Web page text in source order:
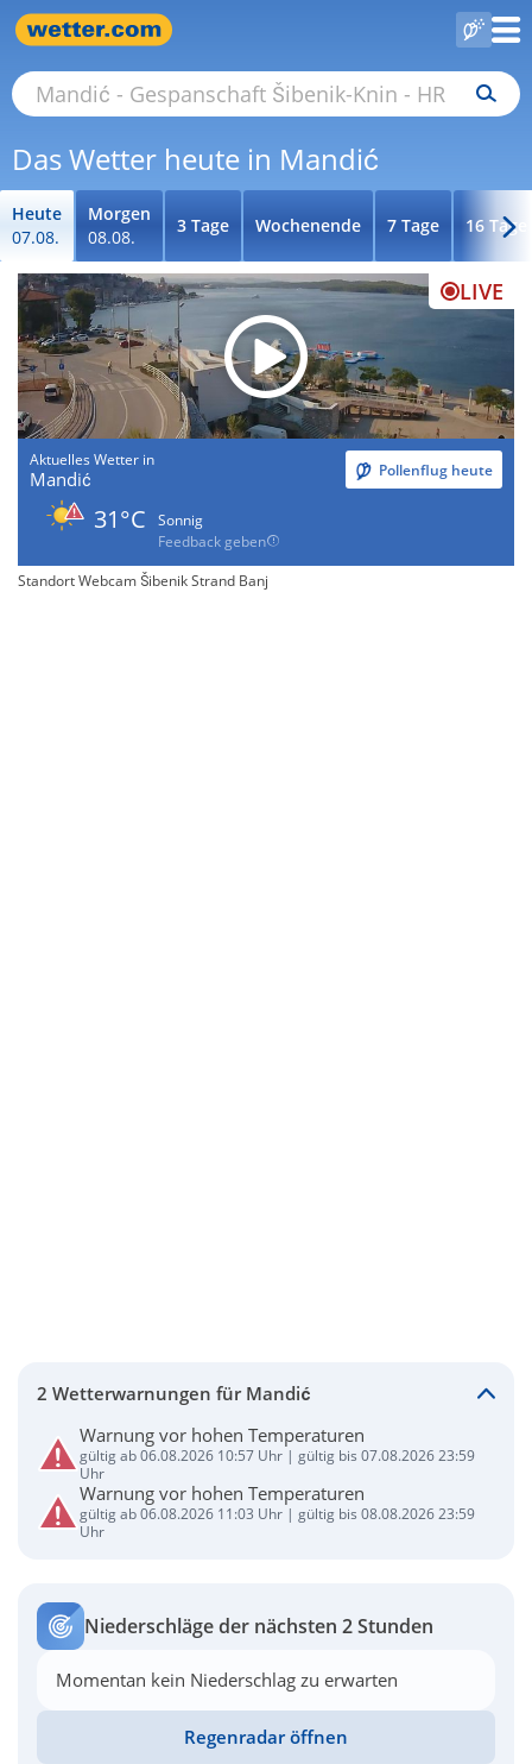
Das Wetter heute in Mandić
Heute
07.08.
Morgen
08.08.
3 Tage Wochenende 7 Tage 16 Tage
LIVE
Aktuelles Wetter in
Mandić Pollenflug heute
31°C
Sonnig
Feedback geben
Standort Webcam Šibenik Strand Banj
2 Wetterwarnungen für Mandić
Warnung vor hohen Temperaturen
gültig ab 06.08.2026 10:57 Uhr | gültig bis 07.08.2026 23:59
Uhr
Warnung vor hohen Temperaturen
gültig ab 06.08.2026 11:03 Uhr | gültig bis 08.08.2026 23:59
Uhr
Niederschläge der nächsten 2 Stunden
Momentan kein Niederschlag zu erwarten
Regenradar öffnen